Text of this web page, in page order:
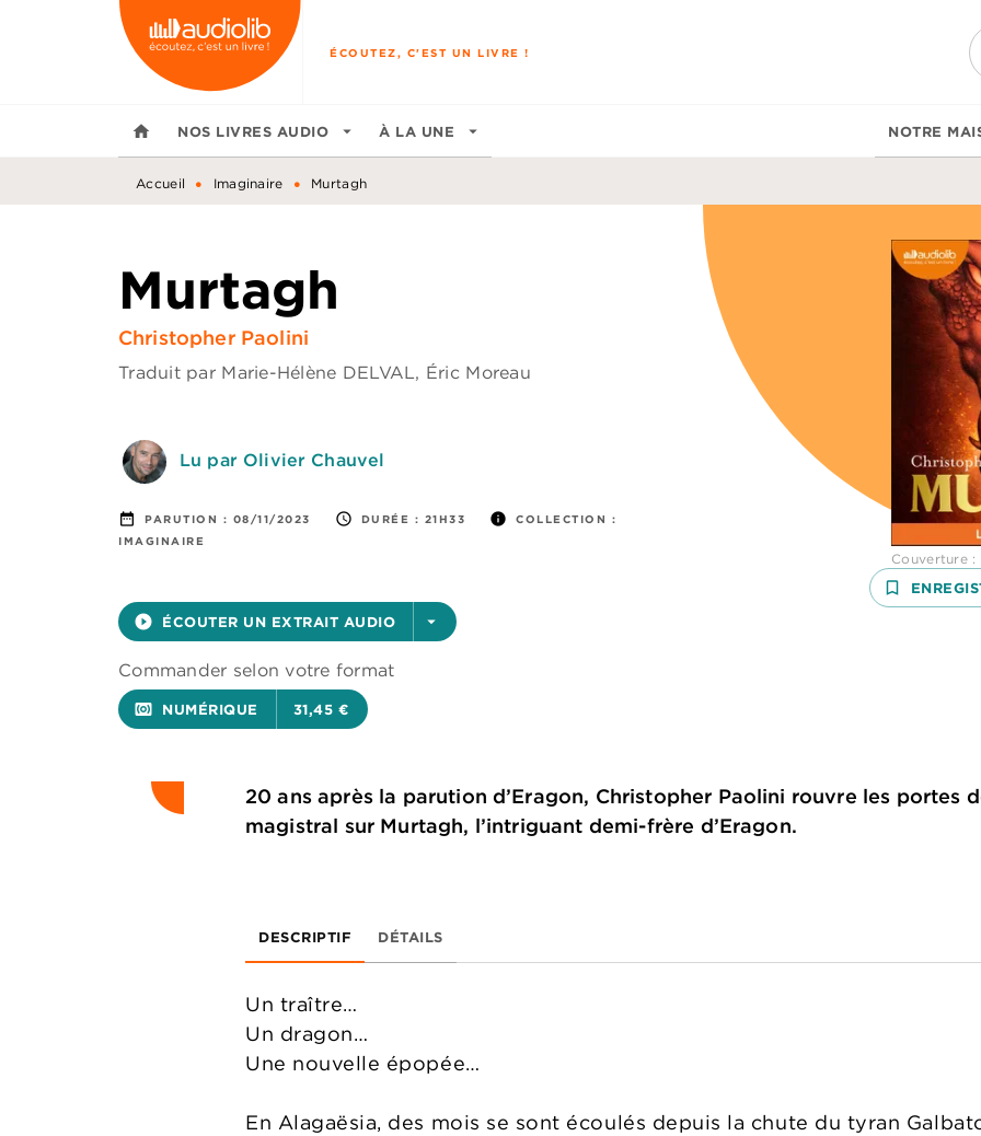
MENU RECHERCHE
ÉCOUTEZ, C'EST UN LIVRE !
home NOS LIVRES AUDIO arrow_drop_down À LA UNE arrow_drop_down NOTRE
Accueil • Imaginaire • Murtagh
Murtagh
Christopher Paolini
Traduit par Marie-Hélène DELVAL, Éric Moreau
Lu par Olivier Chauvel
date_range PARUTION : 08/11/2023 access_time DURÉE : 21H33 info
COLLECTION :
IMAGINAIRE
play_circle_filled ÉCOUTER UN EXTRAIT AUDIO arrow_drop_down
Commander selon votre format
surround_sound NUMÉRIQUE 31,45 €
Couverture
bookmark_border
20 ans après la parution d’Eragon, Christopher Paolini rouvre les portes
magistral sur Murtagh, l’intriguant demi-frère d’Eragon.
DESCRIPTIF DÉTAILS
Un traître…
Un dragon…
Une nouvelle épopée…
En Alagaësia, des mois se sont écoulés depuis la chute du tyran